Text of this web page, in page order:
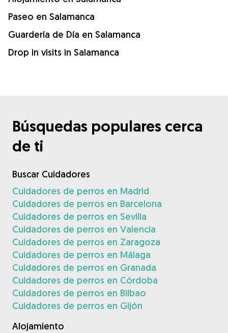
Paseo en Salamanca
Guardería de Día en Salamanca
Drop in visits in Salamanca
Búsquedas populares cerca
de ti
Buscar Cuidadores
Cuidadores de perros en Madrid
Cuidadores de perros en Barcelona
Cuidadores de perros en Sevilla
Cuidadores de perros en Valencia
Cuidadores de perros en Zaragoza
Cuidadores de perros en Málaga
Cuidadores de perros en Granada
Cuidadores de perros en Córdoba
Cuidadores de perros en Bilbao
Cuidadores de perros en Gijón
Alojamiento